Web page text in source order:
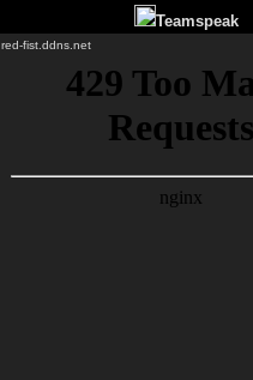
Teamspeak
red-fist.ddns.net